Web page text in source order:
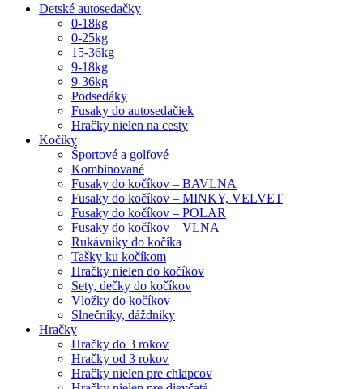
Detské autosedačky
0-18kg
0-25kg
15-36kg
9-18kg
9-36kg
Podsedáky
Fusaky do autosedačiek
Hračky nielen na cesty
Kočíky
Športové a golfové
Kombinované
Fusaky do kočíkov – BAVLNA
Fusaky do kočíkov – MINKY, VELVET
Fusaky do kočíkov – POLAR
Fusaky do kočíkov – VLNA
Rukávniky do kočíka
Tašky ku kočíkom
Hračky nielen do kočíkov
Sety, dečky do kočíkov
Vložky do kočíkov
Slnečníky, dáždniky
Hračky
Hračky do 3 rokov
Hračky od 3 rokov
Hračky nielen pre chlapcov